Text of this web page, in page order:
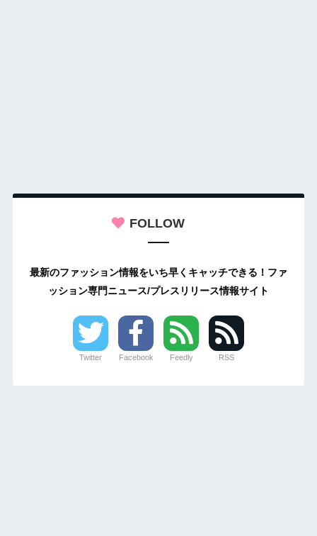
FOLLOW
最新のファッション情報をいち早くキャッチできる！ファ
ッション専門ニュース/プレスリリース情報サイト
Twitter Facebook Feedly RSS